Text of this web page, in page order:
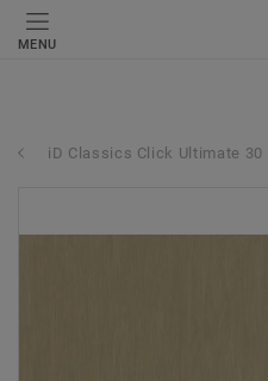
MENU
iD Classics Click Ultimate 30